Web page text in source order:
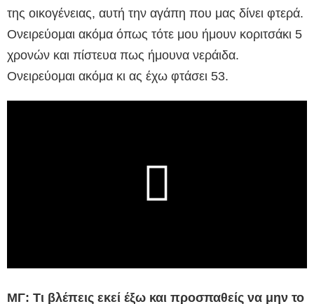
της οικογένειας, αυτή την αγάπη που μας δίνει φτερά.
Ονειρεύομαι ακόμα όπως τότε μου ήμουν κοριτσάκι 5
χρονών και πίστευα πως ήμουνα νεράιδα.
Ονειρεύομαι ακόμα κι ας έχω φτάσει 53.
ΜΓ: Τι βλέπεις εκεί έξω και προσπαθείς να μην το